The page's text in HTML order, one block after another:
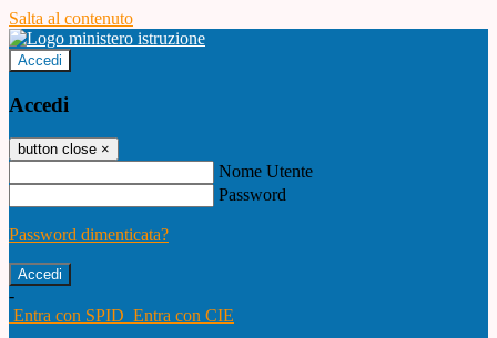
Salta al contenuto
Accedi
Accedi
button close ×
Nome Utente
Password
Password dimenticata?
-
Entra con SPID Entra con CIE